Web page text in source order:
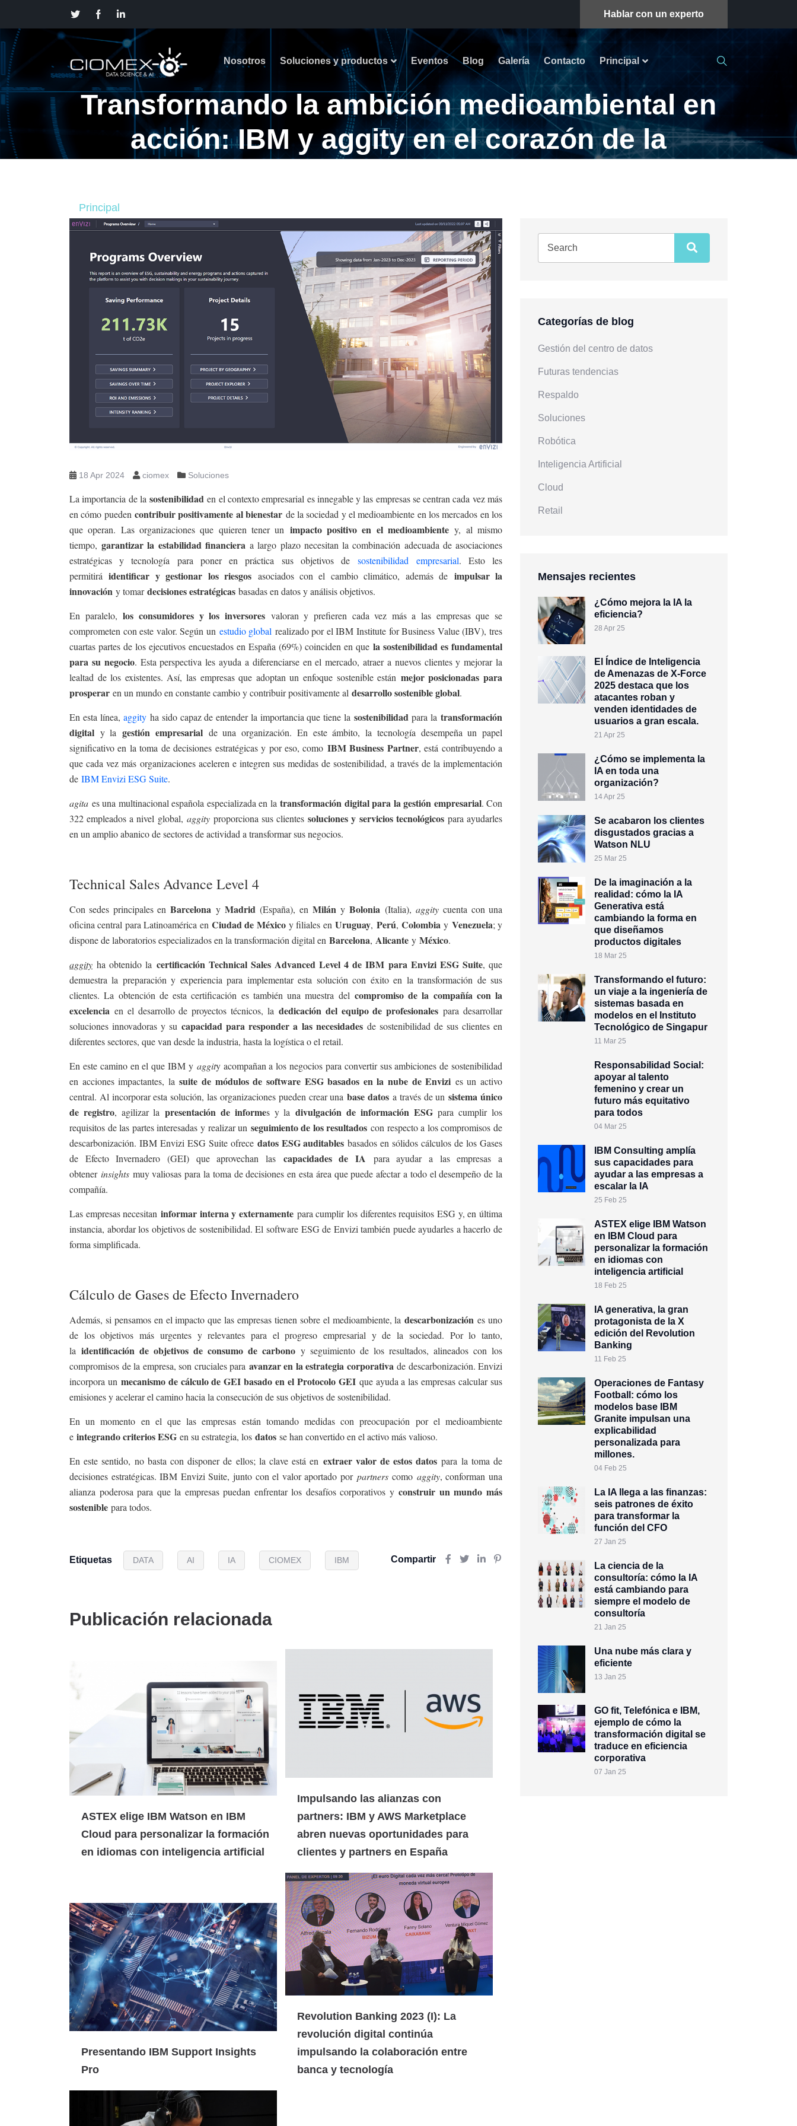
Hablar con un experto
Nosotros Soluciones y productos Eventos Blog Galería Contacto Principal
Transformando la ambición medioambiental en
acción: IBM y aggity en el corazón de la
Principal
18 Apr 2024 ciomex Soluciones
La importancia de la sostenibilidad en el contexto empresarial es innegable y las empresas se centran cada vez más
en cómo pueden contribuir positivamente al bienestar de la sociedad y el medioambiente en los mercados en los
que operan. Las organizaciones que quieren tener un impacto positivo en el medioambiente y, al mismo
tiempo, garantizar la estabilidad financiera a largo plazo necesitan la combinación adecuada de asociaciones
estratégicas y tecnología para poner en práctica sus objetivos de
sostenibilidad empresarial. Esto les
permitirá identificar y gestionar los riesgos asociados con el cambio climático, además de impulsar la
innovación y tomar decisiones estratégicas basadas en datos y análisis objetivos.
En paralelo, los consumidores y los inversores valoran y prefieren cada vez más a las empresas que se
comprometen con este valor. Según un estudio global realizado por el IBM Institute for Business Value (IBV), tres
cuartas partes de los ejecutivos encuestados en España (69%) coinciden en que la sostenibilidad es fundamental
para su negocio. Esta perspectiva les ayuda a diferenciarse en el mercado, atraer a nuevos clientes y mejorar la
lealtad de los existentes. Así, las empresas que adoptan un enfoque sostenible están mejor posicionadas para
prosperar en un mundo en constante cambio y contribuir positivamente al desarrollo sostenible global.
En esta línea, aggity ha sido capaz de entender la importancia que tiene la sostenibilidad para la transformación
digital y la gestión empresarial de una organización. En este ámbito, la tecnología desempeña un papel
significativo en la toma de decisiones estratégicas y por eso, como IBM Business Partner, está contribuyendo a
que cada vez más organizaciones aceleren e integren sus medidas de sostenibilidad, a través de la implementación
de IBM Envizi ESG Suite.
agita es una multinacional española especializada en la transformación digital para la gestión empresarial. Con
322 empleados a nivel global, aggity proporciona sus clientes soluciones y servicios tecnológicos para ayudarles
en un amplio abanico de sectores de actividad a transformar sus negocios.
Technical Sales Advance Level 4
Con sedes principales en Barcelona y Madrid (España), en Milán y Bolonia (Italia), aggity cuenta con una
oficina central para Latinoamérica en Ciudad de México y filiales en Uruguay, Perú, Colombia y Venezuela; y
dispone de laboratorios especializados en la transformación digital en Barcelona, Alicante y México.
aggity ha obtenido la certificación Technical Sales Advanced Level 4 de IBM para Envizi ESG Suite, que
demuestra la preparación y experiencia para implementar esta solución con éxito en la transformación de sus
clientes. La obtención de esta certificación es también una muestra del compromiso de la compañía con la
excelencia en el desarrollo de proyectos técnicos, la dedicación del equipo de profesionales para desarrollar
soluciones innovadoras y su capacidad para responder a las necesidades de sostenibilidad de sus clientes en
diferentes sectores, que van desde la industria, hasta la logística o el retail.
En este camino en el que IBM y aggity acompañan a los negocios para convertir sus ambiciones de sostenibilidad
en acciones impactantes, la suite de módulos de software ESG basados en la nube de Envizi es un activo
central. Al incorporar esta solución, las organizaciones pueden crear una base datos a través de un sistema único
de registro, agilizar la presentación de informes y la divulgación de información ESG para cumplir los
requisitos de las partes interesadas y realizar un seguimiento de los resultados con respecto a los compromisos de
descarbonización. IBM Envizi ESG Suite ofrece datos ESG auditables basados en sólidos cálculos de los Gases
de Efecto Invernadero (GEI) que aprovechan las
capacidades de IA
para ayudar a las empresas a
obtener insights muy valiosas para la toma de decisiones en esta área que puede afectar a todo el desempeño de la
compañía.
Las empresas necesitan informar interna y externamente para cumplir los diferentes requisitos ESG y, en última
instancia, abordar los objetivos de sostenibilidad. El software ESG de Envizi también puede ayudarles a hacerlo de
forma simplificada.
Cálculo de Gases de Efecto Invernadero
Además, si pensamos en el impacto que las empresas tienen sobre el medioambiente, la descarbonización es uno
de los objetivos más urgentes y relevantes para el progreso empresarial y de la sociedad. Por lo tanto,
la identificación de objetivos de consumo de carbono y seguimiento de los resultados, alineados con los
compromisos de la empresa, son cruciales para avanzar en la estrategia corporativa de descarbonización. Envizi
incorpora un mecanismo de cálculo de GEI basado en el Protocolo GEI que ayuda a las empresas calcular sus
emisiones y acelerar el camino hacia la consecución de sus objetivos de sostenibilidad.
En un momento en el que las empresas están tomando medidas con preocupación por el medioambiente
e integrando criterios ESG en su estrategia, los datos se han convertido en el activo más valioso.
En este sentido, no basta con disponer de ellos; la clave está en extraer valor de estos datos para la toma de
decisiones estratégicas. IBM Envizi Suite, junto con el valor aportado por partners como aggity, conforman una
alianza poderosa para que la empresas puedan enfrentar los desafíos corporativos y construir un mundo más
sostenible para todos.
Etiquetas DATA AI IA CIOMEX IBM Compartir
Publicación relacionada
ASTEX elige IBM Watson en IBM
Cloud para personalizar la formación
en idiomas con inteligencia artificial
Impulsando las alianzas con
partners: IBM y AWS Marketplace
abren nuevas oportunidades para
clientes y partners en España
Presentando IBM Support Insights
Pro
Revolution Banking 2023 (I): La
revolución digital continúa
impulsando la colaboración entre
banca y tecnología
Categorías de blog
Gestión del centro de datos
Futuras tendencias
Respaldo
Soluciones
Robótica
Inteligencia Artificial
Cloud
Retail
Mensajes recientes
¿Cómo mejora la IA la
eficiencia?
28 Apr 25
El Índice de Inteligencia
de Amenazas de X-Force
2025 destaca que los
atacantes roban y
venden identidades de
usuarios a gran escala.
21 Apr 25
¿Cómo se implementa la
IA en toda una
organización?
14 Apr 25
Se acabaron los clientes
disgustados gracias a
Watson NLU
25 Mar 25
De la imaginación a la
realidad: cómo la IA
Generativa está
cambiando la forma en
que diseñamos
productos digitales
18 Mar 25
Transformando el futuro:
un viaje a la ingeniería de
sistemas basada en
modelos en el Instituto
Tecnológico de Singapur
11 Mar 25
Responsabilidad Social:
apoyar al talento
femenino y crear un
futuro más equitativo
para todos
04 Mar 25
IBM Consulting amplía
sus capacidades para
ayudar a las empresas a
escalar la IA
25 Feb 25
ASTEX elige IBM Watson
en IBM Cloud para
personalizar la formación
en idiomas con
inteligencia artificial
18 Feb 25
IA generativa, la gran
protagonista de la X
edición del Revolution
Banking
11 Feb 25
Operaciones de Fantasy
Football: cómo los
modelos base IBM
Granite impulsan una
explicabilidad
personalizada para
millones.
04 Feb 25
La IA llega a las finanzas:
seis patrones de éxito
para transformar la
función del CFO
27 Jan 25
La ciencia de la
consultoría: cómo la IA
está cambiando para
siempre el modelo de
consultoría
21 Jan 25
Una nube más clara y
eficiente
13 Jan 25
GO fit, Telefónica e IBM,
ejemplo de cómo la
transformación digital se
traduce en eficiencia
corporativa
07 Jan 25